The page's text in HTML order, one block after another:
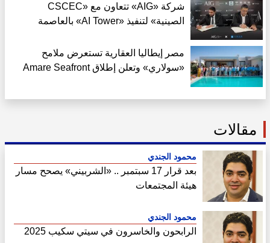
شركة «AIG» تتعاون مع «CSCEC
الصينية» لتنفيذ «AI Tower» بالعاصمة
مصر إيطاليا العقارية تستعرض ملامح
«سولاري» وتعلن إطلاق Amare Seafront
مقالات
محمود الجندي
بعد قرار 17 سبتمبر .. «الشربيني» يصحح مسار
هيئة المجتمعات
محمود الجندي
الرابحون والخاسرون في سيتي سكيب 2025